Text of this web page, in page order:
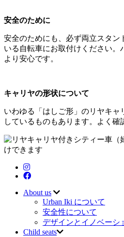
安全のために
安全のためにも、必ず両立スタン
いる自転車にお取付けください。
より安心です。
キャリヤの形状について
いわゆる「はしご形」のリヤキャ
しているものもあります。よく確
About us
Urban Iki について
安全性について
デザインとイノベーシ
Child seats